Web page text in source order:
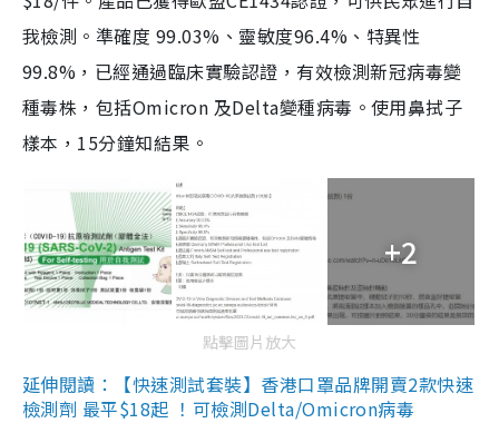
我檢測。準確度 99.03%、靈敏度96.4%、特異性
99.8%，已經通過臨床實驗認證，有效檢測新冠病毒變
種毒株，包括Omicron 及Delta變種病毒。使用鼻拭子
樣本，15分鐘知結果。
+2
點擊圖片放大
延伸閱讀：【快速測試套裝】香港口罩品牌開賣2款快速
檢測劑 最平$18起 ！可檢測Delta/Omicron病毒